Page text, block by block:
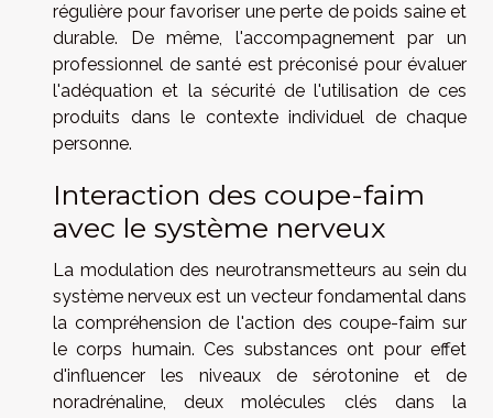
régulière pour favoriser une perte de poids saine et
durable. De même, l'accompagnement par un
professionnel de santé est préconisé pour évaluer
l'adéquation et la sécurité de l'utilisation de ces
produits dans le contexte individuel de chaque
personne.
Interaction des coupe-faim
avec le système nerveux
La modulation des neurotransmetteurs au sein du
système nerveux est un vecteur fondamental dans
la compréhension de l'action des coupe-faim sur
le corps humain. Ces substances ont pour effet
d'influencer les niveaux de sérotonine et de
noradrénaline, deux molécules clés dans la